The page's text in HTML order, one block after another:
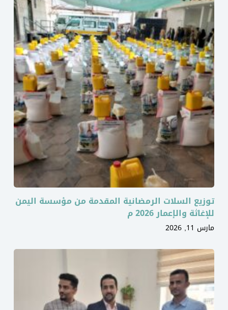
توزيع السلات الرمضانية المقدمة من مؤسسة اليمن
للإغاثة والإعمار 2026 م
مارس 11, 2026